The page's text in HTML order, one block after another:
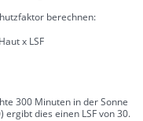
berechnen:
x LSF
300 Minuten in der Sonne
dies einen LSF von 30.